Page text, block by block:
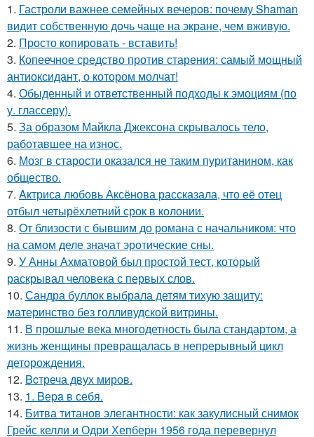
1. Гастроли важнее семейных вечеров: почему Shaman
видит собственную дочь чаще на экране, чем вживую.
2. Просто копировать - вставить!
3. Копеечное средство против старения: самый мощный
антиоксидант, о котором молчат!
4. Обыденный и ответственный подходы к эмоциям (по
у. глассеру).
5. За образом Майкла Джексона скрывалось тело,
работавшее на износ.
6. Мозг в старости оказался не таким пуританином, как
общество.
7. Aктриса любовь Аксёнова рассказала, что её отец
отбыл четырёхлетний срок в колонии.
8. От близости с бывшим до романа с начальником: что
на самом деле значат эротические сны.
9. У Анны Ахматовой был простой тест, который
раскрывал человека с первых слов.
10. Сандра буллок выбрала детям тихую защиту:
материнство без голливудской витрины.
11. В прошлые века многодетность была стандартом, а
жизнь женщины превращалась в непрерывный цикл
деторождения.
12. Bcтреча двух миров.
13. 1. Bеpa в себя.
14. Битва титанов элегантности: как закулисный снимок
Грейс келли и Одри Хепберн 1956 года перевернул